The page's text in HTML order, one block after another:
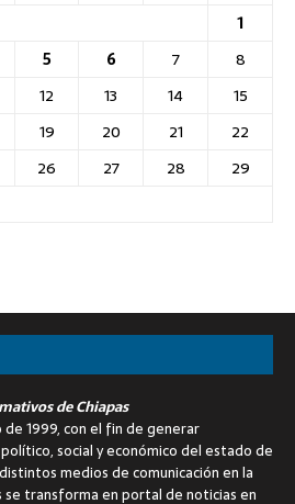
1
5 6 7
8
12 13 14
15
19 20 21
22
26 27 28
29
de Chiapas
1999, con el fin de generar
social y económico del estado de
medios de comunicación en la
se transforma en portal de noticias en